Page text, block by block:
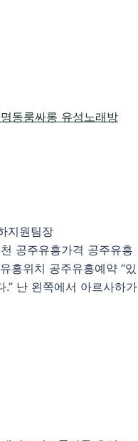
지원팀장
공주유흥가격 공주유흥
흥위치 공주유흥예약 “있
난 왼쪽에서 아르사하가